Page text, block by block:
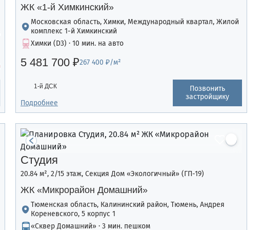
ЖК «1-й Химкинский»
Московская область, Химки, Международный квартал, Жилой
комплекс 1-й Химкинский
Химки (D3) · 10 мин. на авто
5 481 700 ₽267 400 ₽/м²
1-й ДСК
Позвонить
застройщику
Подробнее
Студия
20.84 м², 2/15 этаж, Секция Дом «Экологичный» (ГП-19)
ЖК «Микрорайон Домашний»
Тюменская область, Калининский район, Тюмень, Андрея
Кореневского, 5 корпус 1
«Сквер Домашний» · 3 мин. пешком